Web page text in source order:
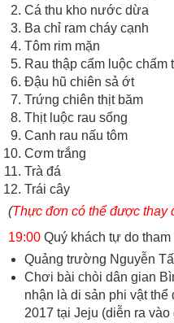
Cá thu kho nước dừa
Ba chỉ ram cháy cạnh
Tôm rim mặn
Rau thập cẩm luộc chấm
Đậu hũ chiên sả ớt
Trứng chiên thịt băm
Thịt luộc rau sống
Canh rau nấu tôm
Cơm trắng
Trà đá
Trái cây
(Thực đơn có thể được thay
19:00 Quý khách tự do
Quảng trường Nguyễn
Chơi bài chòi dân gian
nhận là di sản phi vật
2017 tại Jeju (diễn ra vào